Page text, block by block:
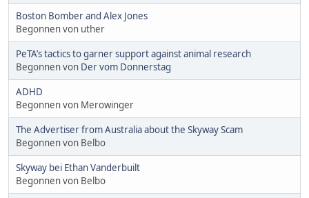
Boston Bomber and Alex Jones
Begonnen von uther
PeTA’s tactics to garner support against animal research
Begonnen von Der vom Donnerstag
ADHD
Begonnen von Merowinger
The Advertiser from Australia about the Skyway Scam
Begonnen von Belbo
Skyway bei Ethan Vanderbuilt
Begonnen von Belbo